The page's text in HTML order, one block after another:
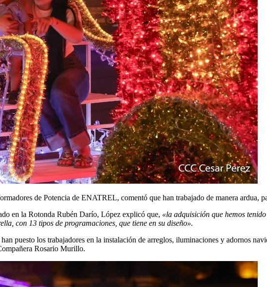
de Potencia de ENATREL, comentó que han trabajado de manera ardua,
en la Rotonda Rubén Darío, López explicó que, «la adquisición que hemos
con 13 tipos de programaciones, que tiene en su diseño».
puesto los trabajadores en la instalación de arreglos, iluminaciones y adornos
Rosario Murillo.